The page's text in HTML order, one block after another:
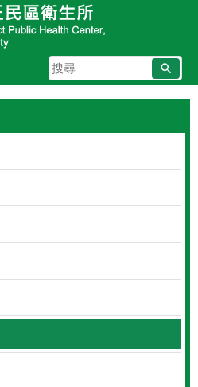
搜
尋